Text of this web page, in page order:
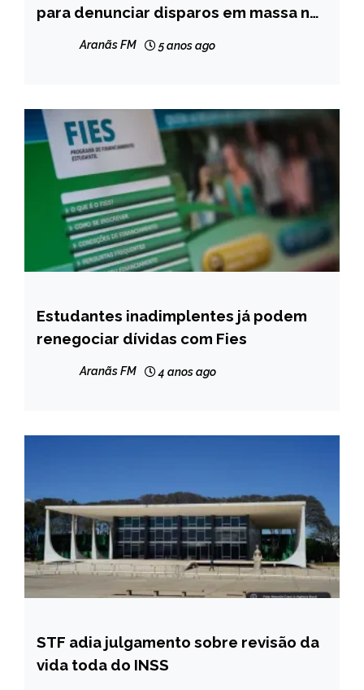
NOTÍCIAS
para denunciar disparos em massa nas
Aranãs FM 5 anos ago
BRASIL
NOTÍCIAS
Estudantes inadimplentes já podem
renegociar dívidas com Fies
Aranãs FM 4 anos ago
BRASIL
NOTÍCIAS
STF adia julgamento sobre revisão da
vida toda do INSS